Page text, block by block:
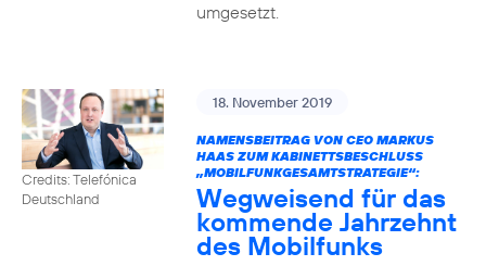
umgesetzt.
Credits: Telefónica
Deutschland
18. November 2019
NAMENSBEITRAG VON CEO MARKUS
HAAS ZUM KABINETTSBESCHLUSS
„MOBILFUNKGESAMTSTRATEGIE“:
Wegweisend für das
kommende Jahrzehnt
des Mobilfunks